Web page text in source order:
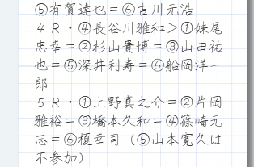
⑤有賀達也＝⑥吉川元浩
４Ｒ・④長谷川雅和＞①妹尾
忠幸＝②杉山貴博＝③山田祐
也＝⑤深井利寿＝⑥船岡洋一
郎
５Ｒ・①上野真之介＝②片岡
雅裕＝③橋本久和＝④篠崎元
志＝⑥榎幸司（⑤山本寛久は
不参加）